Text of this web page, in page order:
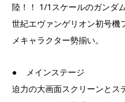
陸！！ 1/1スケールのガンダ
世紀エヴァンゲリオン初号機
メキャラクター勢揃い。
● メインステージ
迫力の大画面スクリーンとス